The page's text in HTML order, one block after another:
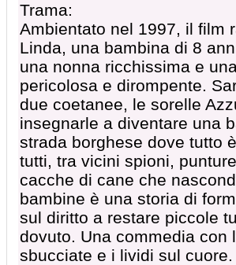
Trama:
Ambientato nel 1997, il film
Linda, una bambina di 8
una nonna ricchissima e
pericolosa e dirompente.
due coetanee, le sorelle
insegnarle a diventare una
strada borghese dove tutto
tutti, tra vicini spioni,
cacche di cane che
bambine è una storia di
sul diritto a restare piccole
dovuto. Una commedia con
sbucciate e i lividi sul cuore.